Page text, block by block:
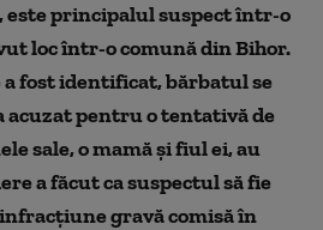
principalul suspect într-o
loc într-o comună din Bihor.
fost identificat, bărbatul se
acuzat pentru o tentativă de
sale, o mamă și fiul ei, au
a făcut ca suspectul să fie
gravă comisă în